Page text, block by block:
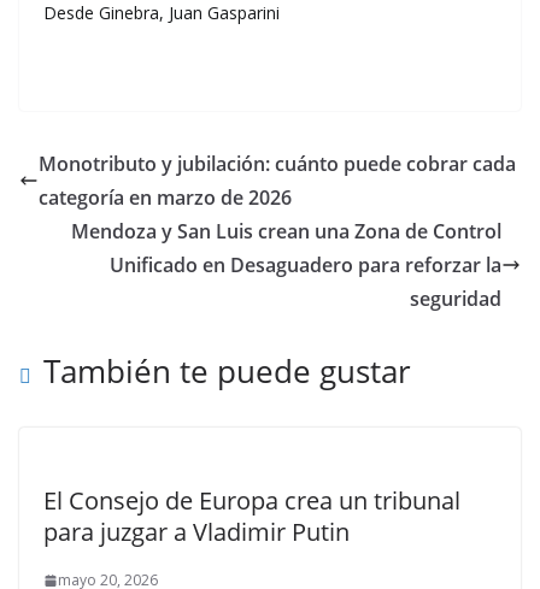
Desde Ginebra, Juan Gasparini
Monotributo y jubilación: cuánto puede cobrar cada
categoría en marzo de 2026
Mendoza y San Luis crean una Zona de Control
Unificado en Desaguadero para reforzar la
seguridad
También te puede gustar
El Consejo de Europa crea un tribunal
para juzgar a Vladimir Putin
mayo 20, 2026